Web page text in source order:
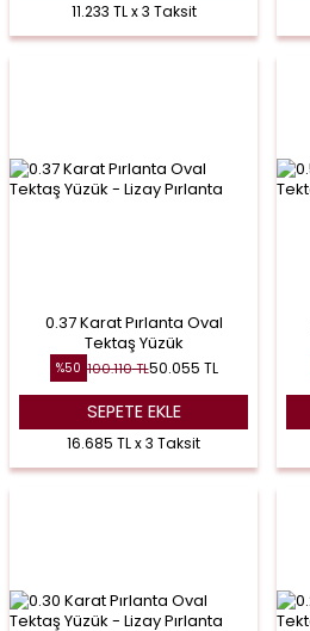
11.233 TL x 3 Taksit
0.37 Karat Pırlanta Oval
Tektaş Yüzük
%50 100.110TL50.055 TL
SEPETE EKLE
16.685 TL x 3 Taksit